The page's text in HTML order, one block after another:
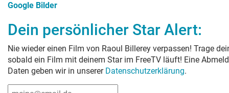
Google Bilder
Dein persönlicher Star Alert:
Nie wieder einen Film von Raoul Billerey verpassen! Trage
sobald ein Film mit deinem Star im FreeTV läuft! Eine
Daten geben wir in unserer Datenschutzerklärung.